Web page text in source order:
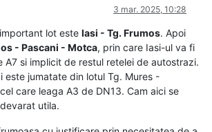
3 mar. 2025, 10:28
lot este Iasi - Tg. Frumos. Apoi
- Pascani - Motca, prin care Iasi-ul va fi
A7 si implicit de restul retelei de autostrazi.
este jumatate din lotul Tg. Mures -
care leaga A3 de DN13. Cam aici se
utila.